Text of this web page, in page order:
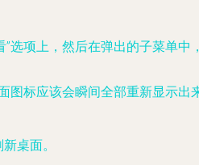
选项上，然后在弹出的子菜单中
图标应该会瞬间全部重新显示出
桌面。